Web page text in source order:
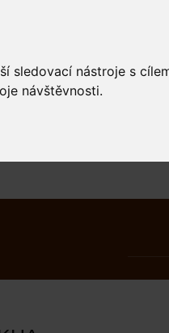
nástroje s
návštěvnosti.